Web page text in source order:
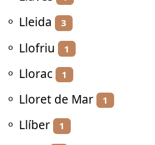
⚬ Lleida 3
⚬ Llofriu 1
⚬ Llorac 1
⚬ Lloret de Mar 1
⚬ Llíber 1